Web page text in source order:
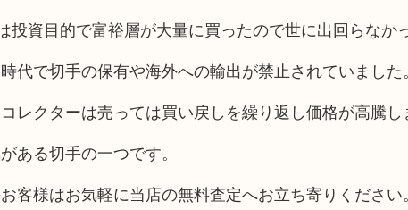
投資目的で富裕層が大量に買ったので世に出回らなか
代で切手の保有や海外への輸出が禁止されていました。
レクターは売っては買い戻しを繰り返し価格が高騰し
ある切手の一つです。
客様はお気軽に当店の無料査定へお立ち寄りください。